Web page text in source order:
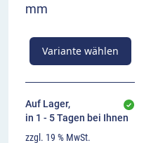
mm
Variante wählen
Auf Lager,
in 1 - 5 Tagen bei Ihnen
zzgl. 19 % MwSt.